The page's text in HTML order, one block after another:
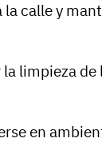
la calle y
la limpieza
en